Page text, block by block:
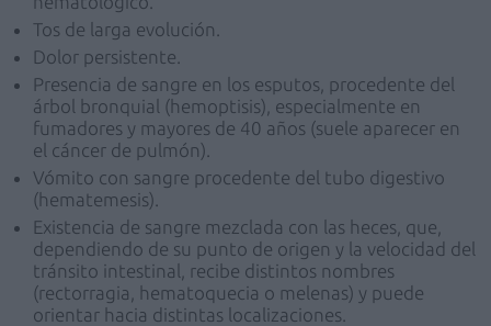
Tos de larga evolución.
Dolor persistente.
Presencia de sangre en los esputos, procedente del
árbol bronquial (hemoptisis), especialmente en
fumadores y mayores de 40 años (suele aparecer en
el cáncer de pulmón).
Vómito con sangre procedente del tubo digestivo
(hematemesis).
Existencia de sangre mezclada con las heces, que,
dependiendo de su punto de origen y la velocidad del
tránsito intestinal, recibe distintos nombres
(rectorragia, hematoquecia o melenas) y puede
orientar hacia distintas localizaciones.